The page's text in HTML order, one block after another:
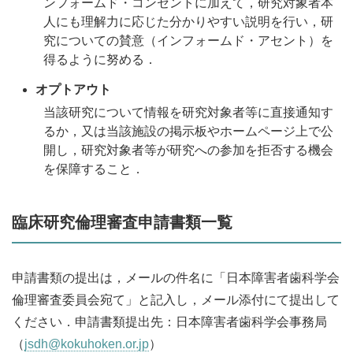
人にも理解力に応じた分かりやすい説明を行い，研
究についての賛意（インフォームド・アセント）を
得るように努める．
オプトアウト
当該研究について情報を研究対象者等に直接通知す
るか，又は当該施設の掲示板やホームページ上で公
開し，研究対象者等が研究への参加を拒否する機会
を保障すること．
臨床研究倫理審査申請書類一覧
申請書類の提出は，メールの件名に「日本障害者歯科学会
倫理審査委員会宛て」と記入し，メール添付にて提出して
ください．申請書類提出先：日本障害者歯科学会事務局
（jsdh@kokuhoken.or.jp）